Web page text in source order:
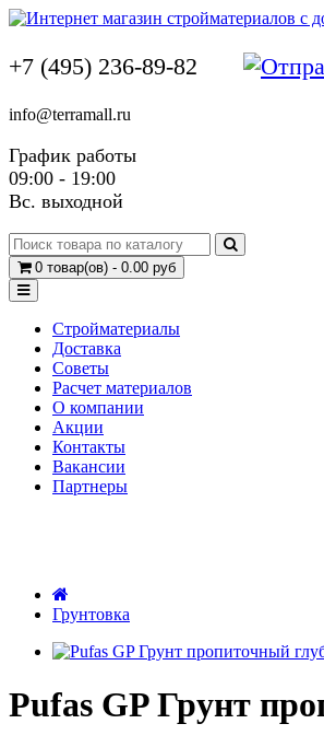
+7 (495) 236-89-82
info@terramall.ru
График работы
09:00 - 19:00
Вс. выходной
0 товар(ов) - 0.00 руб
Стройматериалы
Доставка
Советы
Расчет материалов
О компании
Акции
Контакты
Вакансии
Партнеры
Грунтовка
Pufas GP Грунт